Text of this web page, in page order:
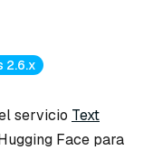
2.6.x
servicio Text
Face para